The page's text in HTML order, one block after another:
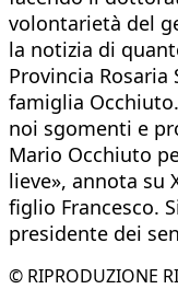
volontarietà del
la notizia di
Provincia
famiglia
noi sgomenti e
Mario Occhiuto
lieve», annota su
figlio Francesco.
presidente dei
© RIPRODUZIONE